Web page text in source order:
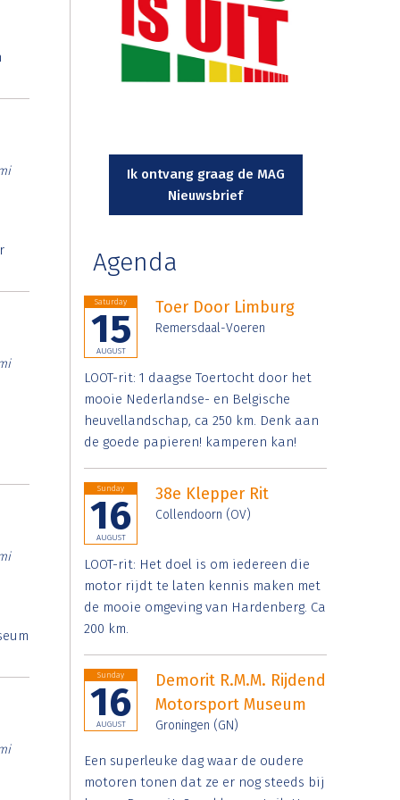
Ik ontvang graag de MAG
Nieuwsbrief
Agenda
Saturday
15
AUGUST
Toer Door Limburg
Remersdaal-Voeren
LOOT-rit: 1 daagse Toertocht door het
mooie Nederlandse- en Belgische
heuvellandschap, ca 250 km. Denk aan
de goede papieren! kamperen kan!
Sunday
16
AUGUST
38e Klepper Rit
Collendoorn (OV)
LOOT-rit: Het doel is om iedereen die
motor rijdt te laten kennis maken met
de mooie omgeving van Hardenberg. Ca
200 km.
Sunday
16
AUGUST
Demorit R.M.M. Rijdend
Motorsport Museum
Groningen (GN)
Een superleuke dag waar de oudere
motoren tonen dat ze er nog steeds bij